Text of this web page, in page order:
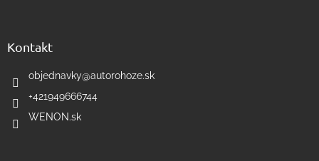
Kontakt
objednavky@autorohoze.sk
+421949666744
WENON.sk